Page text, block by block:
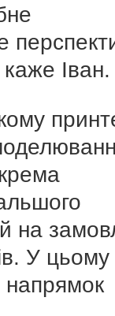
Іван.
на
У цьому
напрямок